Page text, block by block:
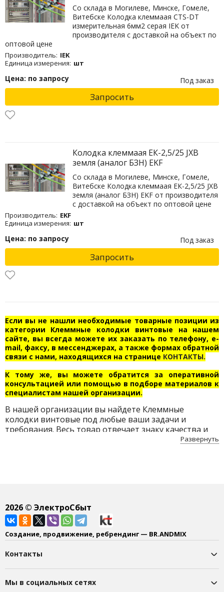
Со склада в Могилеве, Минске, Гомеле,
Витебске Колодка клеммаая CTS-DT
измерительная 6мм2 серая IEK от
производителя с доставкой на объект по
оптовой цене
Производитель: IEK
Единица измерения: шт
Цена: по запросу Под заказ
Запросить
Колодка клеммаая ЕК-2,5/25 JXB
земля (аналог БЗН) EKF
Со склада в Могилеве, Минске, Гомеле,
Витебске Колодка клеммаая ЕК-2,5/25 JXB
земля (аналог БЗН) EKF от производителя
с доставкой на объект по оптовой цене
Производитель: EKF
Единица измерения: шт
Цена: по запросу Под заказ
Запросить
Если вы не нашли необходимые товарные позиции из
категории Клеммные колодки винтовые на нашем
сайте, вы всегда можете их заказать по телефону, e-
mail, факсу, в мессенджерах, а также формах обратной
связи с нами, находящихся на странице КОНТАКТЫ.
К тому же, вы можете обратится за оперативной
консультацией или помощью в подборе материалов к
специалистам нашей организации.
В нашей организации вы найдете Клеммные
колодки винтовые под любые ваши задачи и
требования. Весь товар отвечает знаку качества и
Развернуть
2026© ЭлектроСбыт
Создание, продвижение, ребрендинг — BR.ANDMIX
Контакты
Мы в социальных сетях